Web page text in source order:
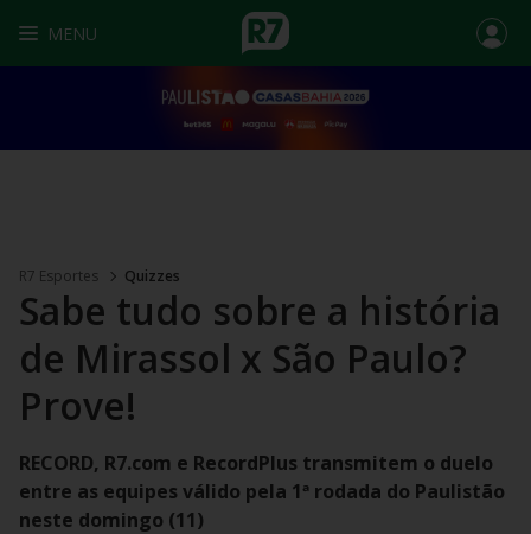
MENU
R7 Esportes Quizzes
Sabe tudo sobre a história
de Mirassol x São Paulo?
Prove!
RECORD, R7.com e RecordPlus transmitem o duelo
entre as equipes válido pela 1ª rodada do Paulistão
neste domingo (11)